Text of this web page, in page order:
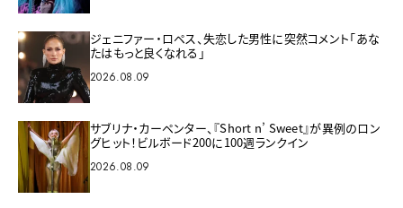
ジェニファー・ロペス、失恋した男性に突然コメント「あな
たはもっと良くなれる」
2026.08.09
サブリナ・カーペンター、『Short n’ Sweet』が異例のロン
グヒット！ビルボード200に100週ランクイン
2026.08.09